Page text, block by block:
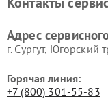
Адрес
г. Сургут, Югорский
Горячая линия:
+7 (800) 301-55-83